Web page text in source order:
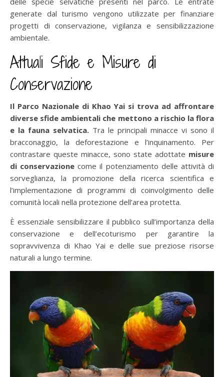
generate dal turismo vengono utilizzate per finanziare
progetti di conservazione, vigilanza e sensibilizzazione
ambientale.
Attuali Sfide e Misure di
Conservazione
Il Parco Nazionale di Khao Yai si trova ad affrontare
diverse sfide ambientali che mettono a rischio la flora
e la fauna selvatica. Tra le principali minacce vi sono il
bracconaggio, la deforestazione e l’inquinamento. Per
contrastare queste minacce, sono state adottate misure
di conservazione come il potenziamento delle attività di
sorveglianza, la promozione della ricerca scientifica e
l’implementazione di programmi di coinvolgimento delle
comunità locali nella protezione dell’area protetta.
È essenziale sensibilizzare il pubblico sull’importanza della
conservazione e dell’ecoturismo per garantire la
sopravvivenza di Khao Yai e delle sue preziose risorse
naturali a lungo termine.